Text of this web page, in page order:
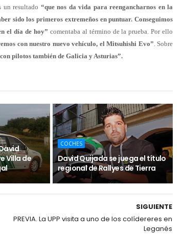
un resultado “que nos da vida para reengancharnos en la
sido los primeros extremeños en puntuar. Conseguimos
el día de hoy” comentaba al término de la prueba. Por ello
con nuestro nuevo vehículo, el Mitsuhishi Evo”. Sobre
pilotos también de Galicia y Asturias”.
Villa de
COCHES
David Quijada se juega el título
regional de Rallyes de Tierra
SIGUIENTE
PREVIA. La UPP visita a uno de los colídereres en
Leganés